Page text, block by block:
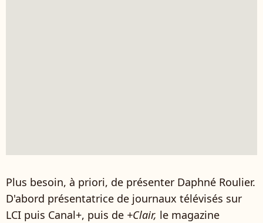
Plus besoin, à priori, de présenter Daphné Roulier.
D'abord présentatrice de journaux télévisés sur
LCI puis Canal+, puis de +Clair, le magazine